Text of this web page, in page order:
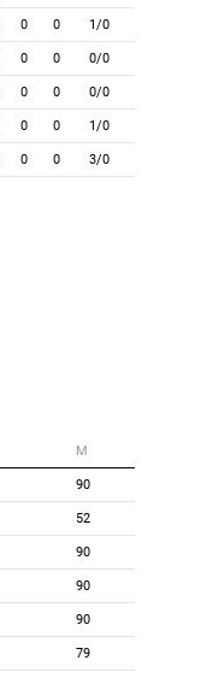
0 0 1/0
0 0 0/0
0 0 0/0
0 0 1/0
0 0 3/0
М
90
52
90
90
90
79